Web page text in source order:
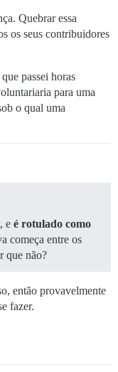
Quebrar essa
os seus contribuidores
passei horas
para uma
o qual uma
e é rotulado como
começa entre os
que não?
então provavelmente
fazer.